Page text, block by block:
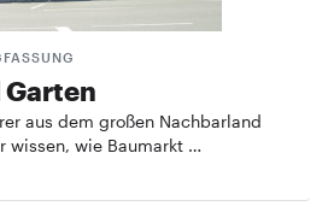
Garten
aus dem großen Nachbarland
wissen, wie Baumarkt …